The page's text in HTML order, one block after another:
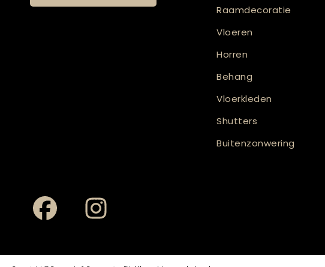
Raamdecoratie
Vloeren
Horren
Behang
Vloerkleden
Shutters
Buitenzonwering